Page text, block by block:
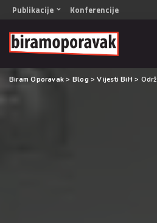
Publikacije
OPORAVAK- Naš zajednički cilj BiH/CG
OPORAVAK- Naš zajednički cilj SRB
RECOVERY- Our common goal ENG
OPORAVAK- Naš zajednički cilj 2
Konferencije
Biram Oporavak > Blog >Vijesti BiH >